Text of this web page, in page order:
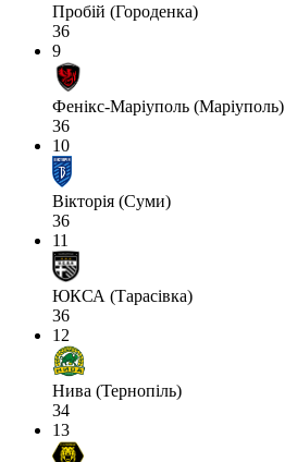
Пробій (Городенка)
36
9
Фенікс-Маріуполь (Маріуполь)
36
10
Вікторія (Суми)
36
11
ЮКСА (Тарасівка)
36
12
Нива (Тернопіль)
34
13